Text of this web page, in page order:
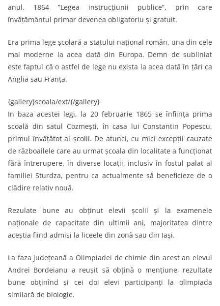
anul. 1864 ”Legea instrucțiunii publice”, prin care
învățământul primar devenea obligatoriu și gratuit.
Era prima lege școlară a statului național român, una din cele
mai moderne la acea dată din Europa. Demn de subliniat
este faptul că o astfel de lege nu exista la acea dată în țări ca
Anglia sau Franța.
{gallery}scoala/ext/{/gallery}
In baza acestei legi, la 20 februarie 1865 se înființa prima
scoală din satul Cozmești, în casa lui Constantin Popescu,
primul învățătot al școlii. De atunci, cu mici excepții cauzate
de războailele care au urmat școala din localitate a funcționat
fără întrerupere, în diverse locații, inclusiv în fostul palat al
familiei Sturdza, pentru ca actualmente să beneficieze de o
clădire relativ nouă.
Rezulate bune au obținut elevii școlii și la examenele
naționale de capacitate din ultimii ani, majoritatea dintre
aceștia fiind admiși la liceele din zonă sau din Iași.
La faza județeană a Olimpiadei de chimie din acest an elevul
Andrei Bordeianu a reușit să obțină o mențiune, rezultate
bune obținînd și cei doi elevi participanți la olimpiada
similară de biologie.